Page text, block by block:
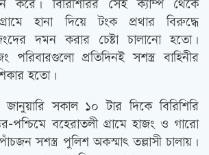
করে। বিরিশিরির সেই ক্যাম্প থেকে
হানা দিয়ে টংক প্রথার বিরুদ্ধে
দমন করার চেষ্টা চালানো হতো।
পরিবারগুলো প্রতিদিনই সশস্ত্র বাহিনীর
হতো।
সকাল ১০ টার দিকে বিরিশিরি
পশ্চিমে বহেরাতলী গ্রামে হাজং ও গারো
সশস্ত্র পুলিশ অকস্মাৎ তল্লাসী চালায়।